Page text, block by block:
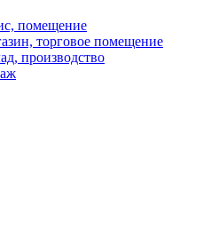
помещение
торговое помещение
производство